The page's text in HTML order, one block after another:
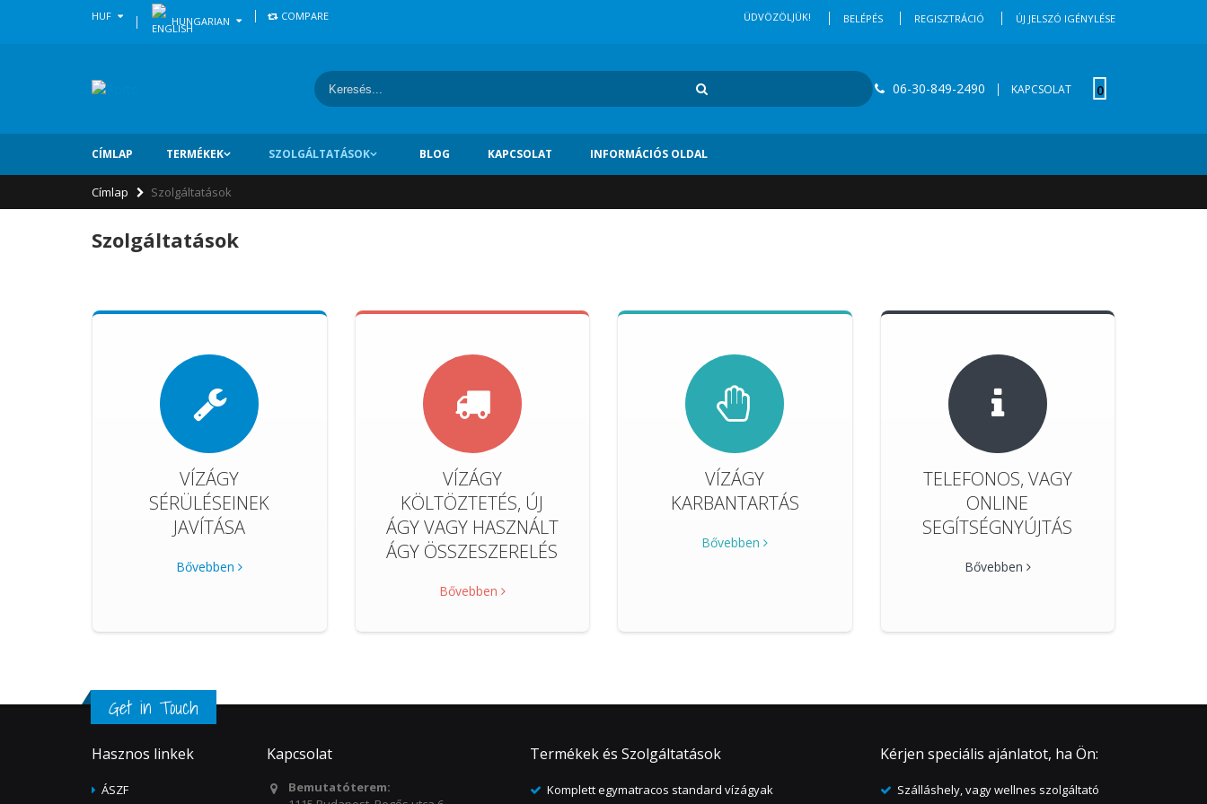
HUF HUNGARIAN COMPARE BELÉPÉS REGISZTRÁCIÓ ÚJ JELSZÓ IGÉNYLÉSE
ÜDVÖZÖLJÜK!
06-30-849-2490 KAPCSOLAT 0
Keresés űrlap
CÍMLAP TERMÉKEK SZOLGÁLTATÁSOK BLOG KAPCSOLAT INFORMÁCIÓS OLDAL
Címlap Szolgáltatások
Szolgáltatások
VÍZÁGY
SÉRÜLÉSEINEK
JAVÍTÁSA
Bővebben
VÍZÁGY
KÖLTÖZTETÉS, ÚJ
ÁGY VAGY HASZNÁLT
ÁGY ÖSSZESZERELÉS
Bővebben
VÍZÁGY
KARBANTARTÁS
Bővebben
TELEFONOS, VAGY
ONLINE
SEGÍTSÉGNYÚJTÁS
Bővebben
Get in Touch
Hasznos linkek
ÁSZF
Kapcsolat
Bemutatóterem:
Termékek és Szolgáltatások
Komplett egymatracos standard vízágyak
Kérjen speciális ajánlatot, ha Ön:
Szálláshely, vagy wellnes szolgáltató